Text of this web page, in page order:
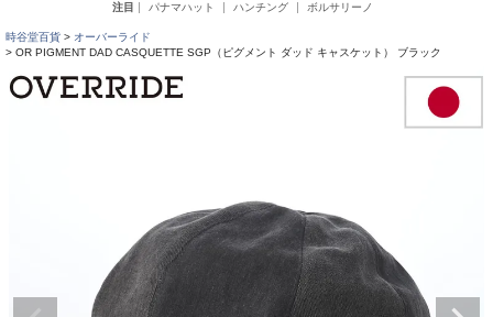
注目 パナマハット ハンチング ボルサリーノ
時谷堂百貨
オーバーライド
OR PIGMENT DAD CASQUETTE SGP（ピグメント ダッド キャスケット） ブラック